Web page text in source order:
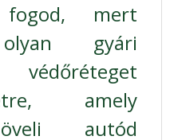
mert
olyan gyári
amely
autód